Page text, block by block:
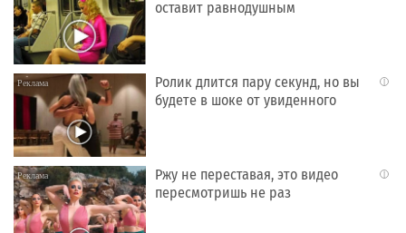
оставит равнодушным
i
Ролик длится пару секунд, но вы
будете в шоке от увиденного
i
Ржу не переставая, это видео
пересмотришь не раз